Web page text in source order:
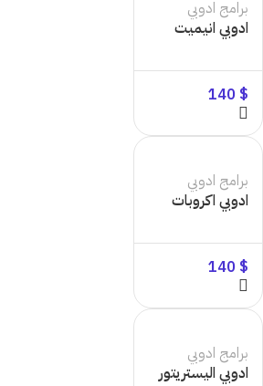
برامج ادوبي
ادوبي انيميت
140 $
برامج ادوبي
ادوبي اكروبات
140 $
برامج ادوبي
ادوبي اليستريتور